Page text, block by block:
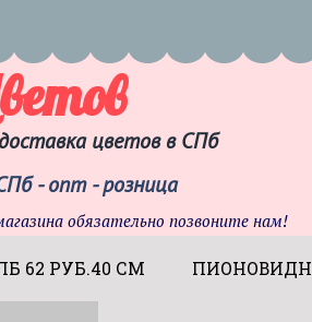
цветов в СПб
- опт - розница
обязательно позвоните нам!
62 РУБ.40 СМ